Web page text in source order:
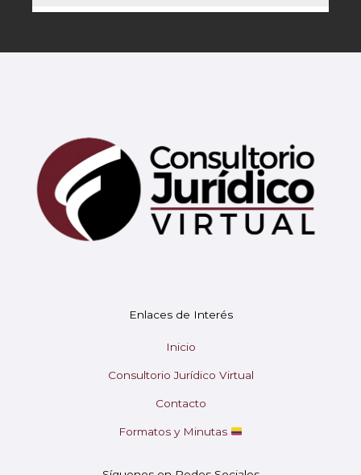
Enlaces de Interés
Inicio
Consultorio Jurídico Virtual
Contacto
Formatos y Minutas
Soy Mary tu asistente virtual.